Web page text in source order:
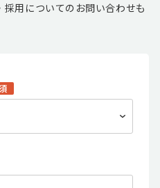
用についてのお問い合わせも